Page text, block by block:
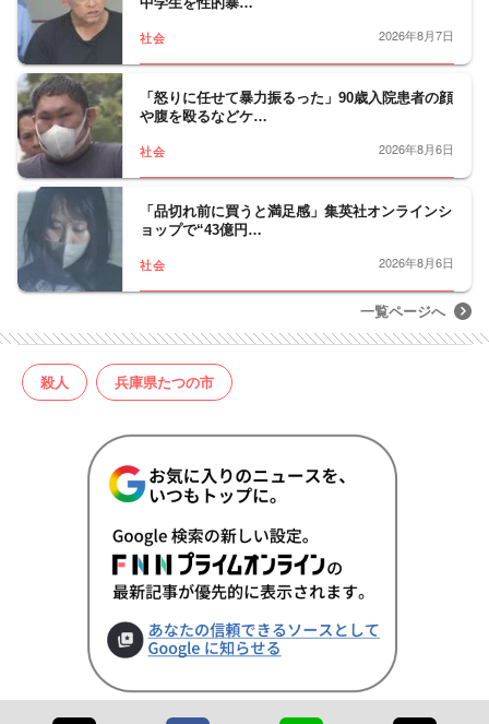
社会 2026年8月7日
「怒りに任せて暴力振るった」90歳入院患者の顔
や腹を殴るなどケ…
社会 2026年8月6日
「品切れ前に買うと満足感」集英社オンラインシ
ョップで“43億円…
社会 2026年8月6日
一覧ページへ
殺人 兵庫県たつの市